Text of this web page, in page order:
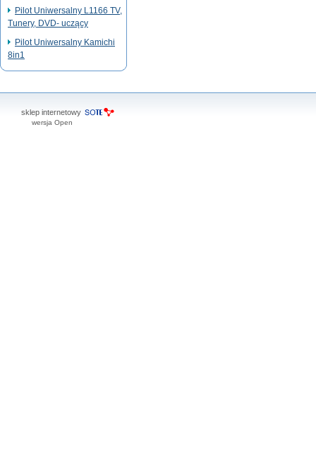
Pilot Uniwersalny L1166 TV,
Tunery, DVD- uczący
Pilot Uniwersalny Kamichi
8in1
sklep internetowy
wersja Open